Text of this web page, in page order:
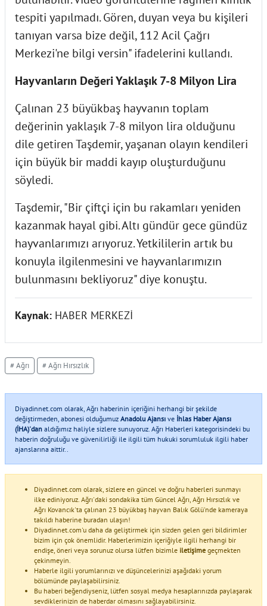
tespiti yapılmadı. Gören, duyan veya bu kişileri
tanıyan varsa bize değil, 112 Acil Çağrı
Merkezi'ne bilgi versin" ifadelerini kullandı.
Hayvanların Değeri Yaklaşık 7-8 Milyon Lira
Çalınan 23 büyükbaş hayvanın toplam
değerinin yaklaşık 7-8 milyon lira olduğunu
dile getiren Taşdemir, yaşanan olayın kendileri
için büyük bir maddi kayıp oluşturduğunu
söyledi.
Taşdemir, "Bir çiftçi için bu rakamları yeniden
kazanmak hayal gibi. Altı gündür gece gündüz
hayvanlarımızı arıyoruz. Yetkililerin artık bu
konuyla ilgilenmesini ve hayvanlarımızın
bulunmasını bekliyoruz" diye konuştu.
Kaynak: HABER MERKEZİ
# Ağrı # Ağrı Hırsızlık
Diyadinnet.com olarak, Ağrı haberinin içeriğini herhangi bir şekilde
değiştirmeden, abonesi olduğumuz Anadolu Ajansı ve İhlas Haber Ajansı
(İHA)'dan aldığımız haliyle sizlere sunuyoruz. Ağrı Haberleri kategorisindeki bu
haberin doğruluğu ve güvenilirliği ile ilgili tüm hukuki sorumluluk ilgili haber
ajanslarına aittir..
Diyadinnet.com olarak, sizlere en güncel ve doğru haberleri sunmayı
ilke ediniyoruz. Ağrı'daki sondakika tüm Güncel Ağrı, Ağrı Hırsızlık ve
Ağrı Kovancık'ta çalınan 23 büyükbaş hayvan Balık Gölü'nde kameraya
takıldı haberine buradan ulaşın!
Diyadinnet.com'u daha da geliştirmek için sizden gelen geri bildirimler
bizim için çok önemlidir. Haberlerimizin içeriğiyle ilgili herhangi bir
endişe, öneri veya sorunuz olursa lütfen bizimle iletişime geçmekten
çekinmeyin.
Haberle ilgili yorumlarınızı ve düşüncelerinizi aşağıdaki yorum
bölümünde paylaşabilirsiniz.
Bu haberi beğendiyseniz, lütfen sosyal medya hesaplarınızda paylaşarak
sevdiklerinizin de haberdar olmasını sağlayabilirsiniz.